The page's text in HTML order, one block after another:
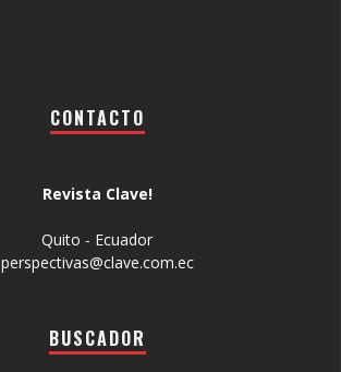
CONTACTO
Revista Clave!
Quito - Ecuador
perspectivas@clave.com.ec
BUSCADOR